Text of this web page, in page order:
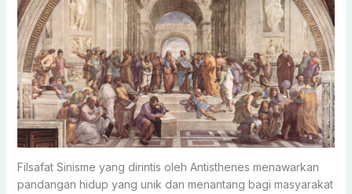
Filsafat Sinisme yang dirintis oleh Antisthenes menawarkan
pandangan hidup yang unik dan menantang bagi masyarakat